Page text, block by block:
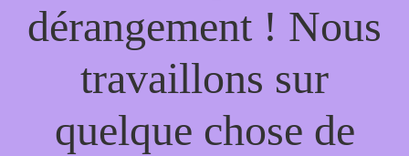
dérangement ! Nous
travaillons sur
quelque chose de